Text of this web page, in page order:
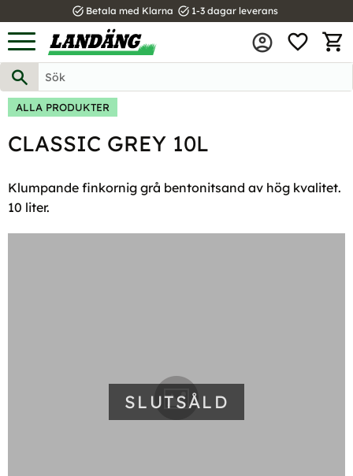
Meny
task_alt Betala med Klarna task_alt 1-3 dagar leverans
ALLA PRODUKTER
CLASSIC GREY 10L
Klumpande finkornig grå bentonitsand av hög kvalitet.
10 liter.
SLUTSÅLD